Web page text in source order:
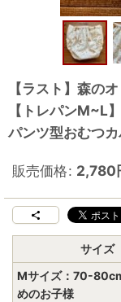
【ラスト】森の
【トレパンM~L
パンツ型おむつ
販売価格: 2,780
サイズ
Mサイズ：70-
めのお子様